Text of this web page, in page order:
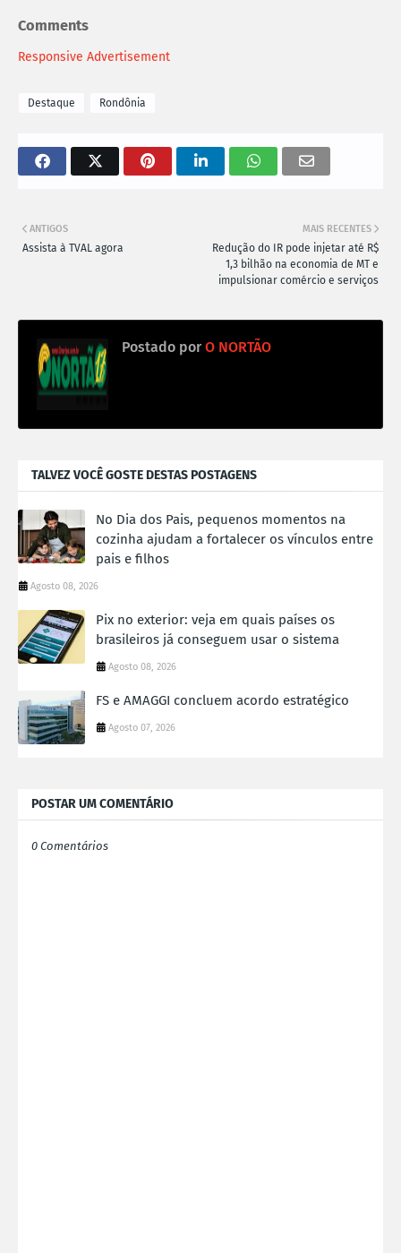
Comments
Responsive Advertisement
Destaque Rondônia
MAIS RECENTES
Redução do IR pode injetar até R$
1,3 bilhão na economia de MT e
impulsionar comércio e serviços
ANTIGOS
Assista à TVAL agora
Postado por O NORTÃO
TALVEZ VOCÊ GOSTE DESTAS POSTAGENS
No Dia dos Pais, pequenos momentos na
cozinha ajudam a fortalecer os vínculos entre
pais e filhos
Agosto 08, 2026
Pix no exterior: veja em quais países os
brasileiros já conseguem usar o sistema
Agosto 08, 2026
FS e AMAGGI concluem acordo estratégico
Agosto 07, 2026
POSTAR UM COMENTÁRIO
0 Comentários